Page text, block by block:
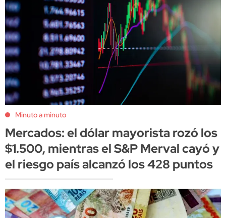
Minuto a minuto
Mercados: el dólar mayorista rozó los
$1.500, mientras el S&P Merval cayó y
el riesgo país alcanzó los 428 puntos